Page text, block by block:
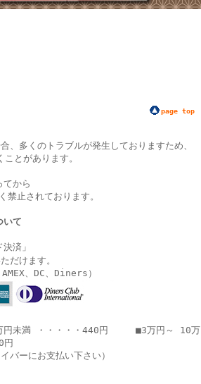
page top
、多くのトラブルが発生しておりますため、
とがあります。
てから
禁止されております。
て
済」
だけます。
、DC、Diners）
円未満 ・・・・・440円 ■3万円～ 10万
円
ーにお支払い下さい）